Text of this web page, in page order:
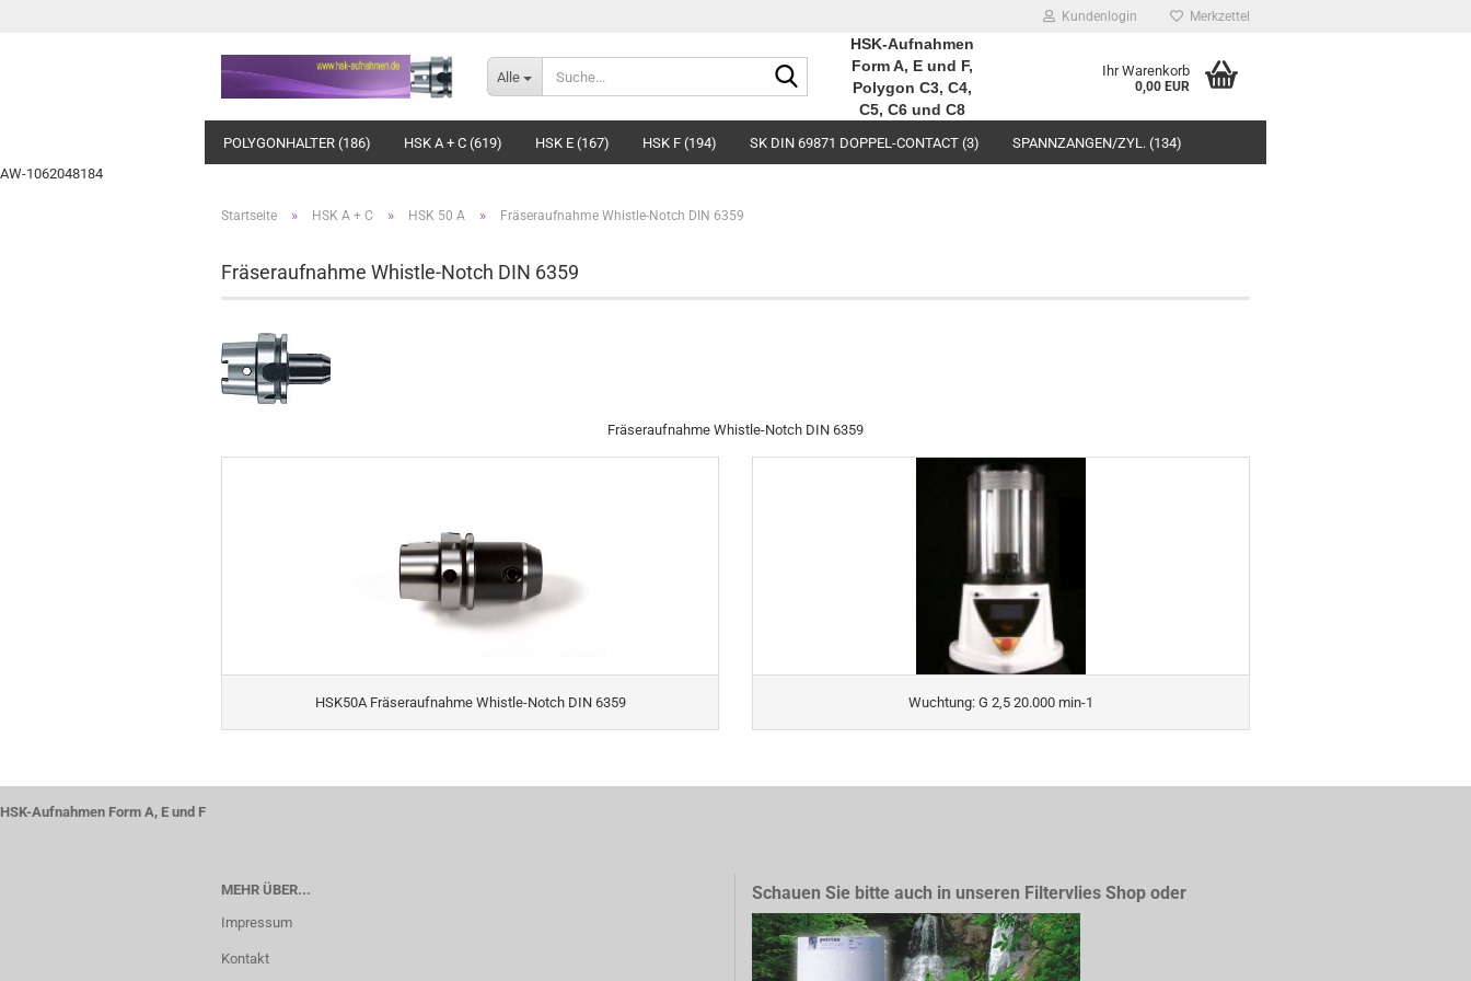
AW-1062048184
Kundenlogin Merkzettel
Alle
Suche...
HSK-Aufnahmen
Form A, E und F,
Polygon C3, C4,
C5, C6 und C8
Ihr Warenkorb
0,00 EUR
POLYGONHALTER (186) HSK A + C (619) HSK E (167) HSK F (194) SK DIN 69871 DOPPEL-CONTACT (3) SPANNZANGEN/ZYL. (134)
Startseite » HSK A + C » HSK 50 A » Fräseraufnahme Whistle-Notch DIN 6359
Fräseraufnahme Whistle-Notch DIN 6359
Fräseraufnahme Whistle-Notch DIN 6359
HSK50A Fräseraufnahme Whistle-Notch DIN 6359 Wuchtung: G 2,5 20.000 min-1
HSK-Aufnahmen Form A, E und F
MEHR ÜBER...
Impressum
Kontakt
Schauen Sie bitte auch in unseren Filtervlies Shop oder